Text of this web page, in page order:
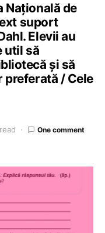
Națională de
suport
Elevii au
util să
și să
preferată / Cele
One comment